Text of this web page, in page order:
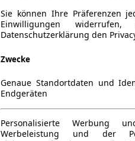
Sie können Ihre Präferenzen
Einwilligungen
Datenschutzerklärung den
Zwecke
Genaue Standortdaten und
Endgeräten
Personalisierte Werbung
Werbeleistung und der